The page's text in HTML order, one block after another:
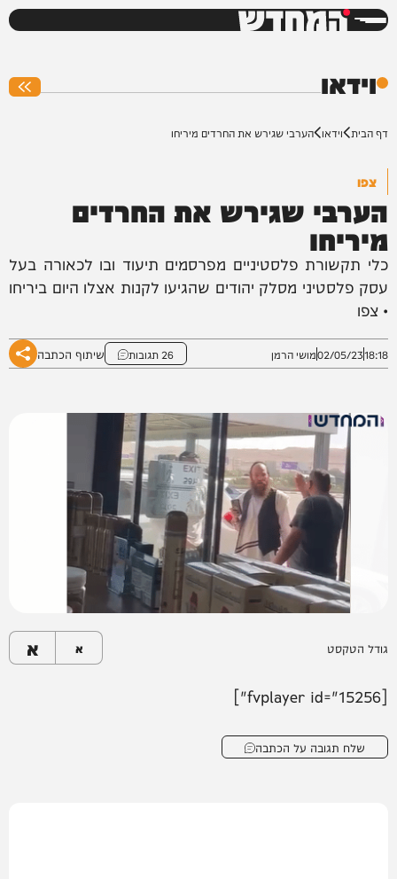
המחדש
וידאו
דף הבית וידאו הערבי שגירש את החרדים מיריחו
צפו
הערבי שגירש את החרדים
מיריחו
כלי תקשורת פלסטיניים מפרסמים תיעוד ובו לכאורה בעל
עסק פלסטיני מסלק יהודים שהגיעו לקנות אצלו היום ביריחו
• צפו
18:18
02/05/23מושי הרמן 26 תגובות שיתוף הכתבה
גודל הטקסט א א
[fvplayer id="15256"]
שלח תגובה על הכתבה